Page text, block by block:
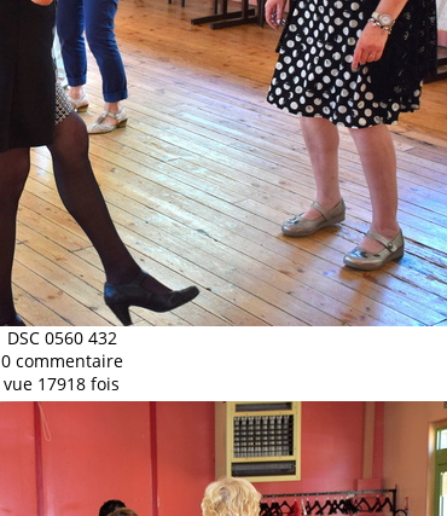
DSC 0560 432
0 commentaire
vue 17918 fois